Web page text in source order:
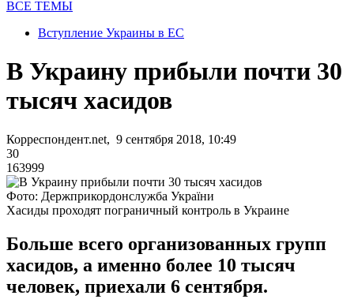
ВСЕ ТЕМЫ
Вступление Украины в ЕС
В Украину прибыли почти 30
тысяч хасидов
Корреспондент.net, 9 сентября 2018, 10:49
30
163999
Фото: Держприкордонслужба України
Хасиды проходят пограничный контроль в Украине
Больше всего организованных групп
хасидов, а именно более 10 тысяч
человек, приехали 6 сентября.